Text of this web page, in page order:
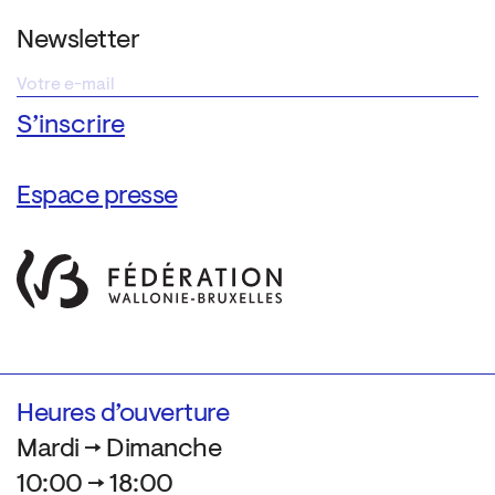
Newsletter
Espace presse
Heures d’ouverture
Mardi → Dimanche
10:00 → 18:00